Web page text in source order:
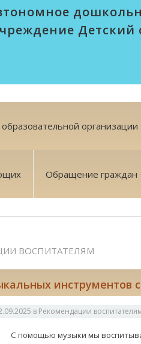
Детский
организации
Обращение граждан
ВОСПИТАТЕЛЯМ
инструментов
в Рекомендации
С помощью музыки мы